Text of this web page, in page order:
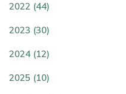
2022 (44)
2023 (30)
2024 (12)
2025 (10)